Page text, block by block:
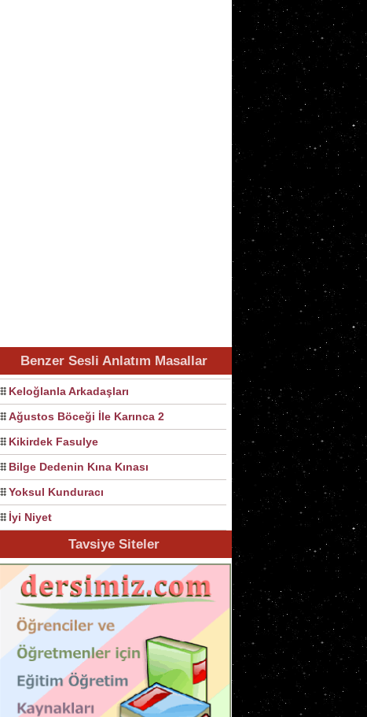
Benzer Sesli Anlatım Masallar
Keloğlanla Arkadaşları
Ağustos Böceği İle Karınca 2
Kikirdek Fasulye
Bilge Dedenin Kına Kınası
Yoksul Kunduracı
İyi Niyet
Tavsiye Siteler